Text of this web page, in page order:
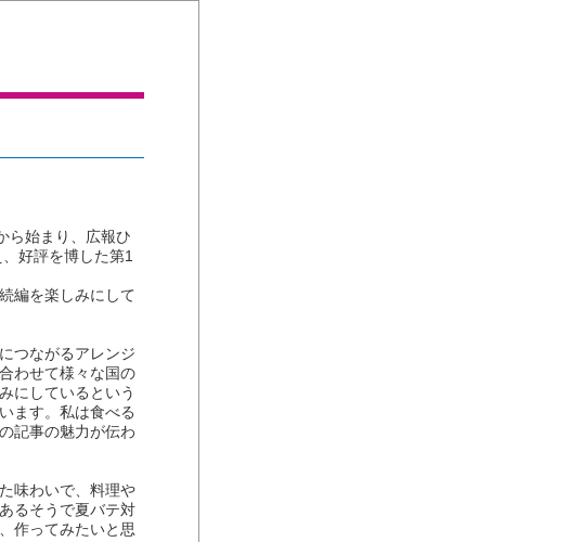
ら始まり、広報ひ
好評を博した第1
編を楽しみにして
つながるアレンジ
わせて様々な国の
にしているという
ます。私は食べる
記事の魅力が伝わ
味わいで、料理や
るそうで夏バテ対
作ってみたいと思